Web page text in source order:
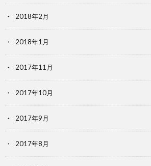
2018年2月
2018年1月
2017年11月
2017年10月
2017年9月
2017年8月